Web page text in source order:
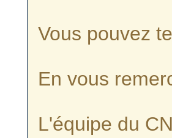
Vous pouvez
En vous
L'équipe du